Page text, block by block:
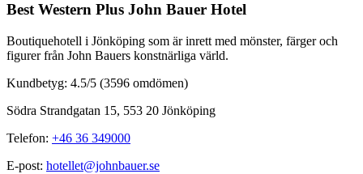
Best Western Plus John Bauer Hotel
Boutiquehotell i Jönköping som är inrett med mönster, färger och
figurer från John Bauers konstnärliga värld.
Kundbetyg: 4.5/5 (3596 omdömen)
Södra Strandgatan 15, 553 20 Jönköping
Telefon: +46 36 349000
E-post: hotellet@johnbauer.se